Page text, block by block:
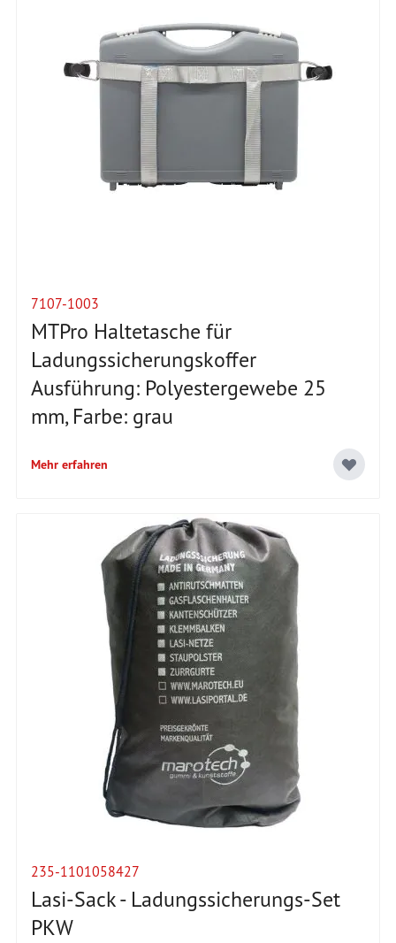
7107-1003
MTPro Haltetasche für
Ladungssicherungskoffer
Ausführung: Polyestergewebe 25
mm, Farbe: grau
Mehr erfahren
235-1101058427
Lasi-Sack - Ladungssicherungs-Set
PKW